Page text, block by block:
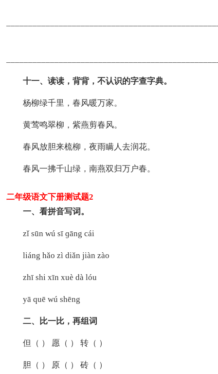
十一、读读，背背，不认识的字查字典。
杨柳绿千里，春风暖万家。
黄莺鸣翠柳，紫燕剪春风。
春风放胆来梳柳，夜雨瞒人去润花。
春风一拂千山绿，南燕双归万户春。
二年级语文下册测试题2
一、看拼音写词。
zǐ sūn wú sī ɡāng cái
liáng hǎo zì diǎn jiàn zào
zhī shi xīn xuè dà lóu
yā quē wú shēng
二、比一比，再组词
但（ ） 愿（ ） 转（ ）
胆（ ） 原（ ） 砖（ ）